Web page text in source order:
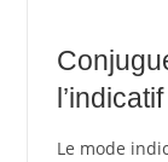
l’indicatif
Le mode